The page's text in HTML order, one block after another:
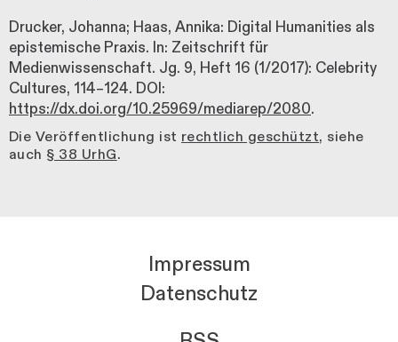
Drucker, Johanna; Haas, Annika: Digital Humanities als
epistemische Praxis. In: Zeitschrift für
Medienwissenschaft. Jg. 9, Heft 16 (1/2017): Celebrity
Cultures, 114–124. DOI:
https://dx.doi.org/10.25969/mediarep/2080.
Die Veröffentlichung ist rechtlich geschützt, siehe
auch § 38 UrhG.
Impressum
Datenschutz